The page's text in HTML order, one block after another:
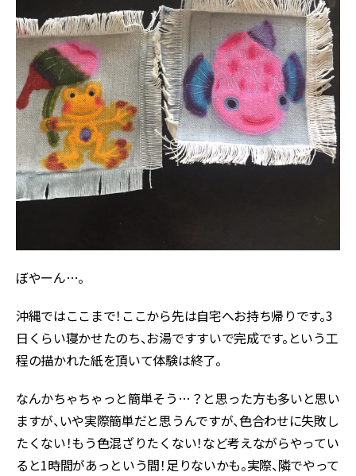
ぼやーん…。
沖縄ではここまで！ここから先は自宅へお持ち帰りです。3
日くらい寝かせたのち、お湯ですすいで完成です。という工
程の描かれた紙を頂いて体験は終了。
なんかちゃちゃっと簡単そう…？と思った方も多いと思い
ますが、いや実際簡単だと思うんですが、色合わせに失敗し
たくない！もう色混ざりたくない！など考えながらやってい
ると1時間があっという間！足りないかも。実際、隣でやって